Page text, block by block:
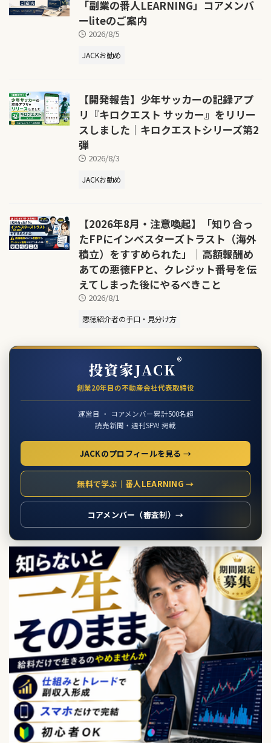
「副業の番人LEARNING」コアメンバ
ーliteのご案内
2026/8/5
JACKお勧め
【開発報告】少年サッカーの記録アプ
リ『キロクエスト サッカー』をリリー
スしました｜キロクエストシリーズ第2
弾
2026/8/3
JACKお勧め
【2026年8月・注意喚起】「知り合っ
たFPにインベスターズトラスト（海外
積立）をすすめられた」｜高額報酬め
あての悪徳FPと、クレジット番号を伝
えてしまった後にやるべきこと
2026/8/1
悪徳紹介者の手口・見分け方
投資家JACK®
創業20年目の不動産会社代表取締役
運営目 ・ コアメンバー累計500名超
読売新聞・週刊SPA! 掲載
JACKのプロフィールを見る →
無料で学ぶ｜番人LEARNING →
コアメンバー（審査制）→